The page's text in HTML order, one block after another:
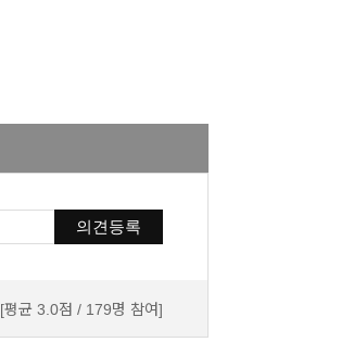
의견등록
[평균 3.0점 / 179명 참여]